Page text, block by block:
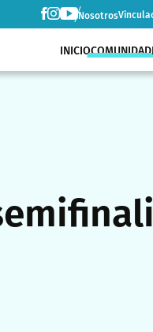
Nosotros
INICIOCOMUNIDAD